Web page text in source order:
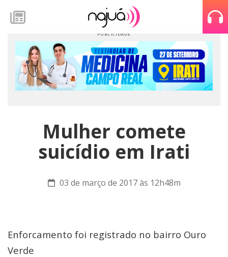
Mulher comete
suicídio em Irati
03 de março de 2017 às 12h48m
Enforcamento foi registrado no bairro Ouro
Verde